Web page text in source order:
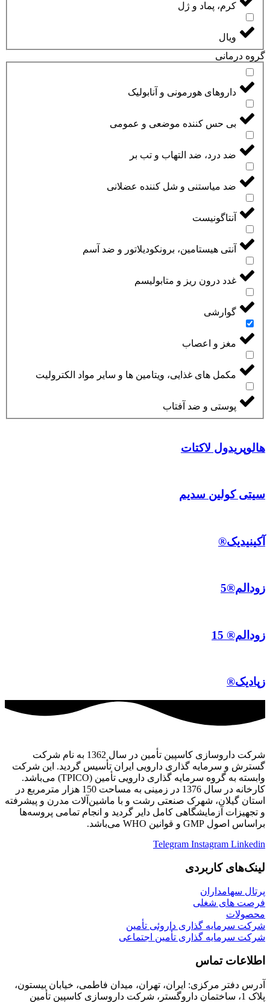
کرم، پماد و ژل
ویال
گروه درمانی
داروهای هورمونی و آنابولیک
بی حس کننده موضعی و عمومی
ضد درد، ضد التهاب و تب بر
ضد میاستنی و شل کننده عضلانی
آنتاگونیست
آنتی هیستامین، برونکودیلاتور و ضد آسم
غدد درون ریز و متابولیسم
گوارشی
مغز و اعصاب
مکمل های غذایی، ویتامین ها و سایر مواد الکترولیت
پوستی و ضد آفتاب
هالوپریدول لاکتات
سیتی کولین سدیم
آکینیدیک®
زودالم®5
زودالم® 15
زپادیک®
شرکت داروسازی کاسپین تأمین در سال 1362 به نام شرکت
گسترش و سرمایه گذاری دارویی ایران تأسیس گردید. این شرکت
وابسته به گروه سرمایه گذاری دارویی تأمین (TPICO) می‌باشد.
کارخانه در سال 1376 در زمینی به مساحت 150 هزار مترمربع در
استان گیلان، شهرک صنعتی رشت و با ماشین‌آلات مدرن و پیشرفته
و تجهیزات آزمایشگاهی کامل دایر گردید و انجام تمامی پروسه‌ها
براساس اصول GMP و قوانین WHO می‌باشد.
Telegram Instagram Linkedin
لینک‌های کاربردی
پرتال سهامداران
فرصت های شغلی
محصولات
شرکت سرمایه گذاری داروئی تأمین
شرکت سرمایه گذاری تأمین اجتماعی
اطلاعات تماس
آدرس دفتر مرکزی: ایران، تهران، میدان فاطمی، خیابان بیستون،
پلاک 1، ساختمان داروگستر، شرکت داروسازی کاسپین تأمین